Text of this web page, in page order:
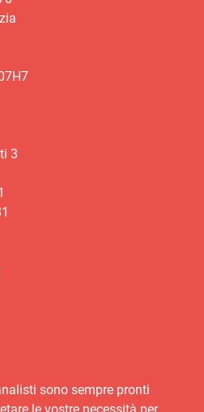
3
sono sempre pronti
le vostre necessità per